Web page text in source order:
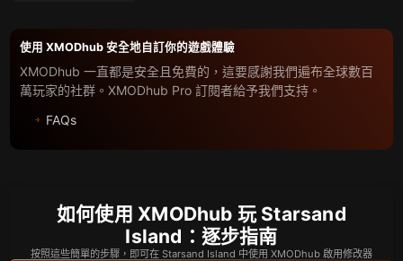
使用 XMODhub 安全地自訂你的遊戲體驗
XMODhub 一直都是安全且免費的，這要感謝我們遍布全球數百
萬玩家的社群。XMODhub Pro 訂閱者給予我們支持。
FAQs
如何使用 XMODhub 玩 Starsand
Island：逐步指南
按照這些簡單的步驟，即可在 Starsand Island 中使用 XMODhub 啟用修改器